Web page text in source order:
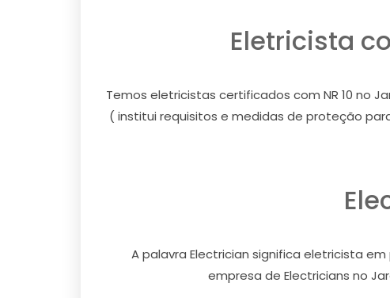
Eletricista
Temos eletricistas certificados com NR 10 no
( institui requisitos e medidas de proteção
A palavra Electrician significa eletricista
empresa de Electricians no